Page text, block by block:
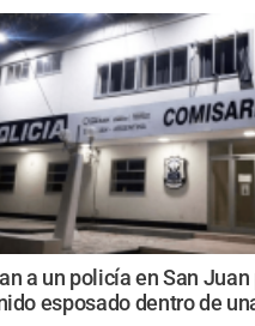
a un policía en San
esposado dentro de